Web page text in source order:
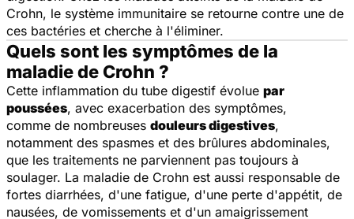
Crohn, le système immunitaire se retourne contre une de
ces bactéries et cherche à l'éliminer.
Quels sont les symptômes de la
maladie de Crohn ?
Cette inflammation du tube digestif évolue par
poussées, avec exacerbation des symptômes,
comme de nombreuses douleurs digestives,
notamment des spasmes et des brûlures abdominales,
que les traitements ne parviennent pas toujours à
soulager. La maladie de Crohn est aussi responsable de
fortes diarrhées, d'une fatigue, d'une perte d'appétit, de
nausées, de vomissements et d'un amaigrissement